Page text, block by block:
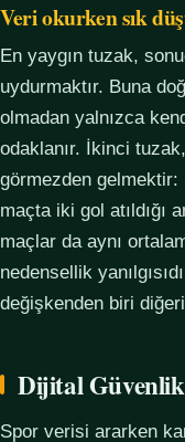
Veri okurken sık
En yaygın tuzak,
uydurmaktır. Buna
olmadan yalnızca
odaklanır. İkinci tuzak,
görmezden gelmektir:
maçta iki gol atıldığı
maçlar da aynı
nedensellik
değişkenden biri
Dijital
Spor verisi ararken